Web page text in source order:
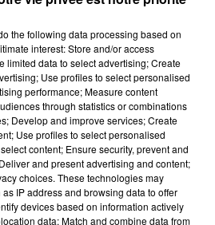
en intérieur, il fera la part belle
le bœuf Wagyu pour un ticket
45 euros.
the following data processing based on
interest: Store and/or access
limited data to select advertising; Create
Use profiles to select personalised
performance; Measure content
through statistics or combinations
Develop and improve services; Create
Use profiles to select personalised
content; Ensure security, prevent and
and present advertising and content;
choices. These technologies may
IP address and browsing data to offer
devices based on information actively
data; Match and combine data from